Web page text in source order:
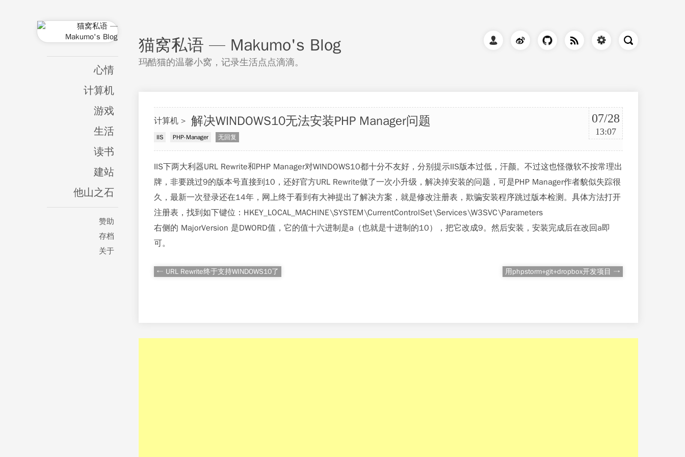
猫窝私语 — Makumo's Blog
玛酷猫的温馨小窝，记录生活点点滴滴。
心情
计算机
游戏
生活
读书
建站
他山之石
赞助
存档
关于
07/28
13:07
计算机 解决WINDOWS10无法安装PHP Manager问题
IIS PHP-Manager 无回复
IIS下两大利器URL Rewrite和PHP Manager对WINDOWS10都十分不友好，分别提示IIS版本过低，汗颜。不过这也怪微软不按常理出
牌，非要跳过9的版本号直接到10，还好官方URL Rewrite做了一次小升级，解决掉安装的问题，可是PHP Manager作者貌似失踪很
久，最新一次登录还在14年，网上终于看到有大神提出了解决方案，就是修改注册表，欺骗安装程序跳过版本检测。具体方法打开
注册表，找到如下键位：HKEY_LOCAL_MACHINE\SYSTEM\CurrentControlSet\Services\W3SVC\Parameters
右侧的 MajorVersion 是DWORD值，它的值十六进制是a（也就是十进制的10），把它改成9。然后安装，安装完成后在改回a即
可。
← URL Rewrite终于支持WINDOWS10了 用phpstorm+git+dropbox开发项目 →